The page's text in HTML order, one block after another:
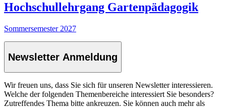
Hochschullehrgang Gartenpädagogik
Sommersemester 2027
Newsletter Anmeldung
Wir freuen uns, dass Sie sich für unseren Newsletter interessieren.
Welche der folgenden Themenbereiche interessiert Sie besonders?
Zutreffendes Thema bitte ankreuzen. Sie können auch mehr als